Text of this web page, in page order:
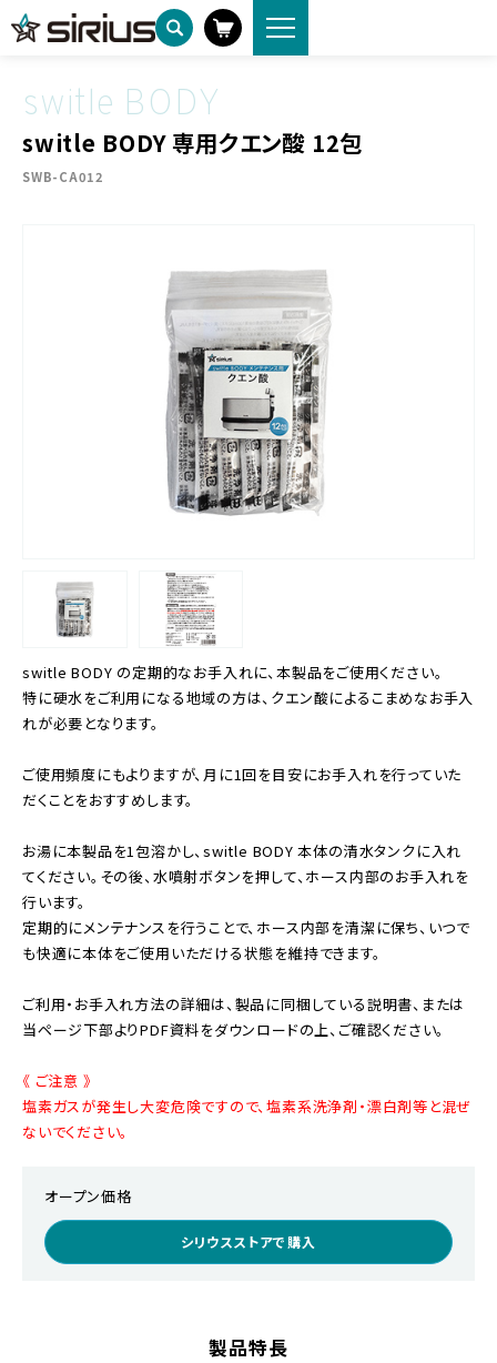
HOME 製品情報 switle BODY 専用クエン酸 12包
switle BODY
switle BODY 専用クエン酸 12包
SWB-CA012
switle BODY の定期的なお手入れに、本製品をご使用ください。
特に硬水をご利用になる地域の方は、クエン酸によるこまめなお手入
れが必要となります。
ご使用頻度にもよりますが、月に1回を目安にお手入れを行っていた
だくことをおすすめします。
お湯に本製品を1包溶かし、switle BODY 本体の清水タンクに入れ
てください。その後、水噴射ボタンを押して、ホース内部のお手入れを
行います。
定期的にメンテナンスを行うことで、ホース内部を清潔に保ち、いつで
も快適に本体をご使用いただける状態を維持できます。
ご利用・お手入れ方法の詳細は、製品に同梱している説明書、または
当ページ下部よりPDF資料をダウンロードの上、ご確認ください。
《 ご注意 》
塩素ガスが発生し大変危険ですので、塩素系洗浄剤・漂白剤等と混ぜ
ないでください。
オープン価格
シリウスストアで購入
製品特長